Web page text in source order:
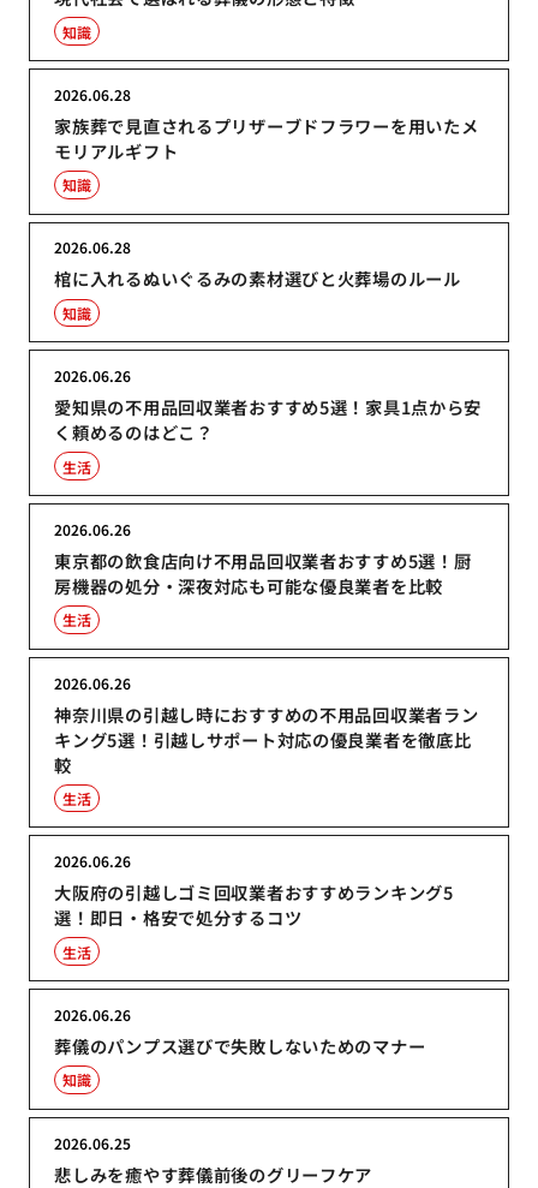
知識
家族葬で見直されるプリザーブドフラワーを用いたメ
モリアルギフト
2026.06.28
知識
棺に入れるぬいぐるみの素材選びと火葬場のルール
2026.06.28
知識
愛知県の不用品回収業者おすすめ5選！家具1点から安
く頼めるのはどこ？
2026.06.26
生活
東京都の飲食店向け不用品回収業者おすすめ5選！厨
房機器の処分・深夜対応も可能な優良業者を比較
2026.06.26
生活
神奈川県の引越し時におすすめの不用品回収業者ラン
キング5選！引越しサポート対応の優良業者を徹底比
較
2026.06.26
生活
大阪府の引越しゴミ回収業者おすすめランキング5
選！即日・格安で処分するコツ
2026.06.26
生活
葬儀のパンプス選びで失敗しないためのマナー
2026.06.26
知識
悲しみを癒やす葬儀前後のグリーフケア
2026.06.25